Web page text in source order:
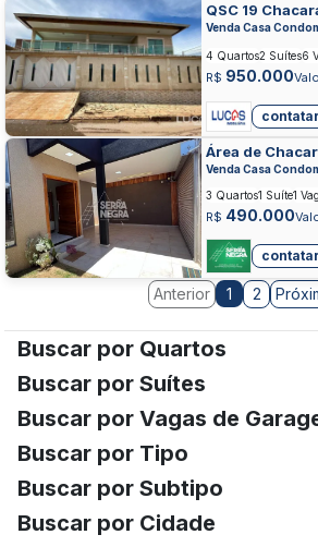
QSC 19
SUL,
Venda Casa
R$ 950.000
4 Quartos2 Suítes6
contatar
Área de
NORTE,
Venda Casa
R$ 490.000
3 Quartos1 Suíte1
contatar
Anterior 1 2
Buscar por Quartos
Buscar por Suítes
Buscar por Vagas de
Buscar por Tipo
Buscar por Subtipo
Buscar por Cidade